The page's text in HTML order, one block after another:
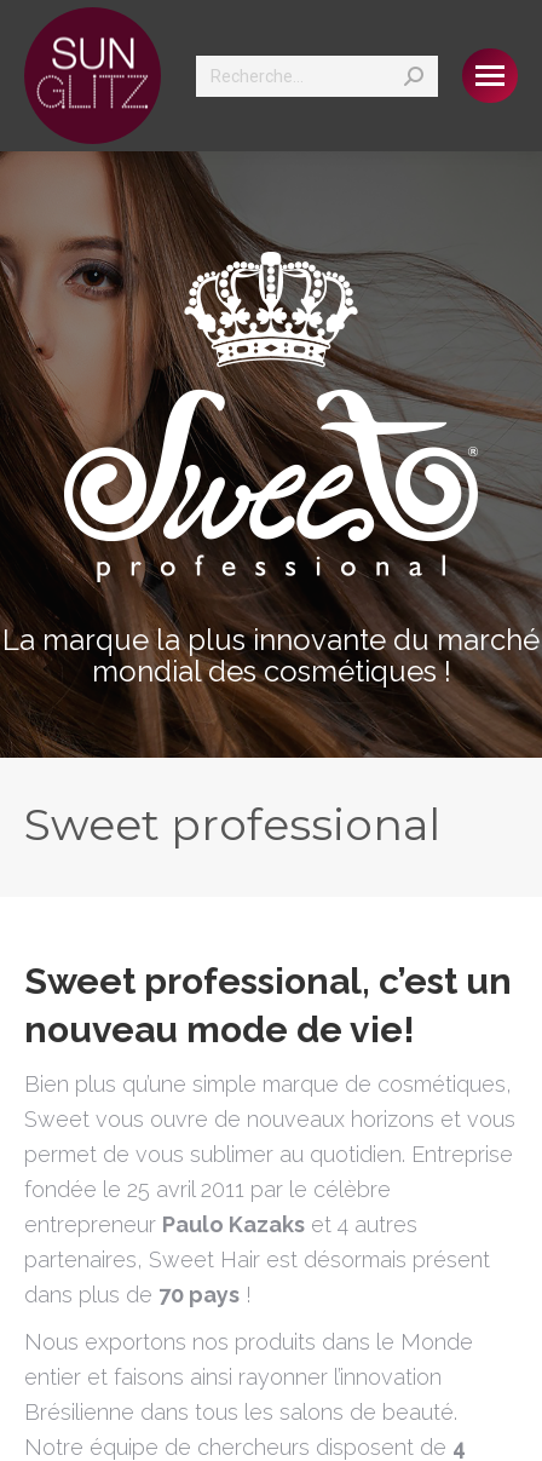
Search:
La marque la plus innovante du marché
mondial des cosmétiques !
Sweet professional
Sweet professional, c’est un
nouveau mode de vie!
Bien plus qu’une simple marque de cosmétiques,
Sweet vous ouvre de nouveaux horizons et vous
permet de vous sublimer au quotidien. Entreprise
fondée le 25 avril 2011 par le célèbre
entrepreneur Paulo Kazaks et 4 autres
partenaires, Sweet Hair est désormais présent
dans plus de 70 pays !
Nous exportons nos produits dans le Monde
entier et faisons ainsi rayonner l’innovation
Brésilienne dans tous les salons de beauté.
Notre équipe de chercheurs disposent de 4